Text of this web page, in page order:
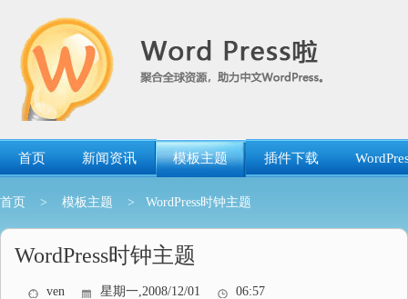
首页 新闻资讯 模板主题 插件下载
首页 > 模板主题 > WordPress时钟主题
WordPress时钟主题
ven 星期一,2008/12/01 06:57